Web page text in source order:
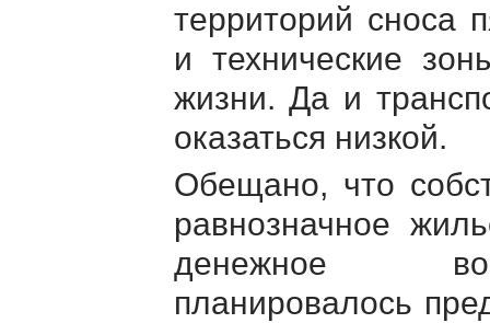
территорий сноса
и технические
жизни. Да и
оказаться низкой.
Обещано, что
равнозначное
денежное
планировалось